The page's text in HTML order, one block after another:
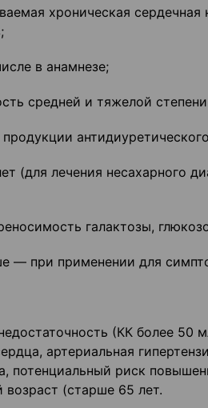
хроническая
в анамнезе;
средней и тяжелой
(для лечения несахарного
галактозы,
— при применении для
(КК более
артериальная
потенциальный риск
(старше 65 лет.